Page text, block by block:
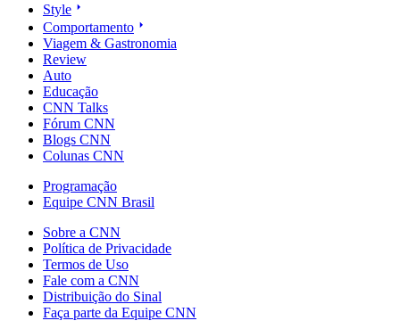
Style
Comportamento
Viagem & Gastronomia
Review
Auto
Educação
CNN Talks
Fórum CNN
Blogs CNN
Colunas CNN
Programação
Equipe CNN Brasil
Sobre a CNN
Política de Privacidade
Termos de Uso
Fale com a CNN
Distribuição do Sinal
Faça parte da Equipe CNN